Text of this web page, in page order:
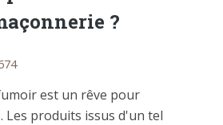
?
est un rêve pour
Les produits issus d'un tel